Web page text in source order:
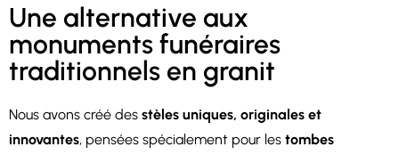
Une alternative aux
monuments funéraires
traditionnels en granit
Nous avons créé des stèles uniques, originales et
innovantes, pensées spécialement pour les tombes